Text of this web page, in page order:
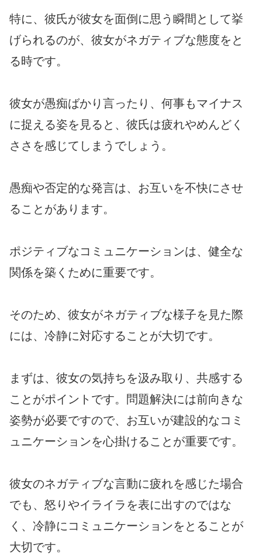
特に、彼氏が彼女を面倒に思う瞬間として挙
げられるのが、彼女がネガティブな態度をと
る時です。
彼女が愚痴ばかり言ったり、何事もマイナス
に捉える姿を見ると、彼氏は疲れやめんどく
ささを感じてしまうでしょう。
愚痴や否定的な発言は、お互いを不快にさせ
ることがあります。
ポジティブなコミュニケーションは、健全な
関係を築くために重要です。
そのため、彼女がネガティブな様子を見た際
には、冷静に対応することが大切です。
まずは、彼女の気持ちを汲み取り、共感する
ことがポイントです。問題解決には前向きな
姿勢が必要ですので、お互いが建設的なコミ
ュニケーションを心掛けることが重要です。
彼女のネガティブな言動に疲れを感じた場合
でも、怒りやイライラを表に出すのではな
く、冷静にコミュニケーションをとることが
大切です。